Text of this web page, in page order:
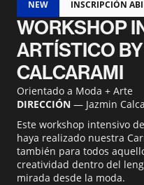
NEW INSCRIPCIÓN
WORKSHOP
ARTÍSTICO
CALCARAMI
Orientado a Moda + Arte
DIRECCIÓN — Jazmin
Este workshop intensivo
haya realizado nuestra
también para todos
creatividad dentro del
mirada desde la moda.